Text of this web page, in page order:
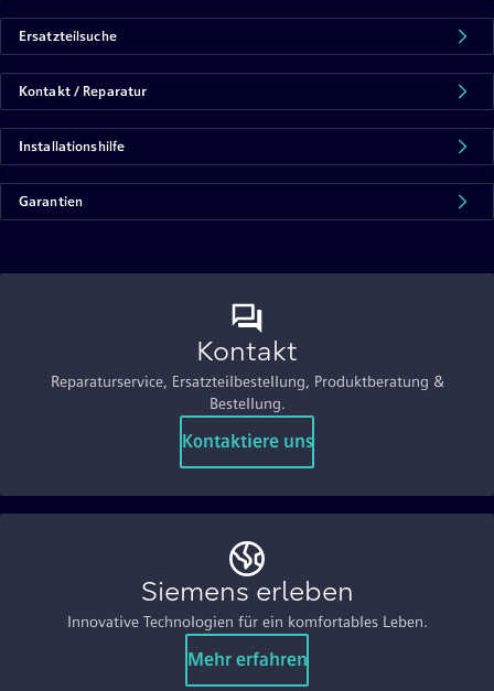
Ersatzteilsuche
Kontakt / Reparatur
Installationshilfe
Garantien
Kontakt
Reparaturservice, Ersatzteilbestellung, Produktberatung &
Bestellung.
Kontaktiere uns
Siemens erleben
Innovative Technologien für ein komfortables Leben.
Mehr erfahren